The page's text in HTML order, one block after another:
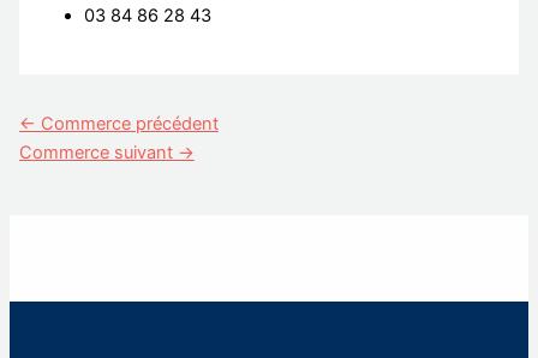
03 84 86 28 43
← Commerce précédent
Commerce suivant →